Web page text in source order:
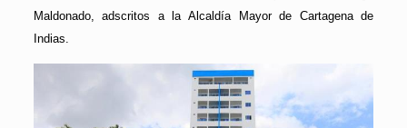
Maldonado, adscritos a la Alcaldía Mayor de Cartagena de
Indias.